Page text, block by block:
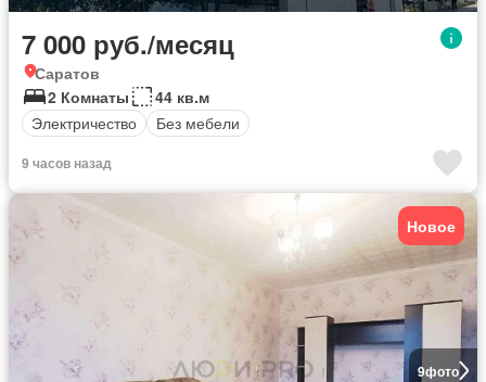
7 000 руб./месяц
Саратов
2 Комнаты
44 кв.м
Электричество
Без мебели
9 часов назад
9фото
Новое